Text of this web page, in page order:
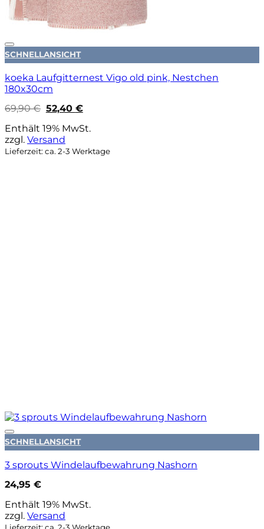
Auf die Wunschliste
SCHNELLANSICHT
koeka Laufgitternest Vigo old pink, Nestchen
180x30cm
69,90€ Ursprünglicher
Preis
war:
69,90 €
52,40 €Aktueller
ist:
Enthält 19% MwSt.
zzgl. Versand
Lieferzeit: ca. 2-3 Werktage
Auf die Wunschliste
SCHNELLANSICHT
3 sprouts Windelaufbewahrung Nashorn
24,95 €
Enthält 19% MwSt.
zzgl. Versand